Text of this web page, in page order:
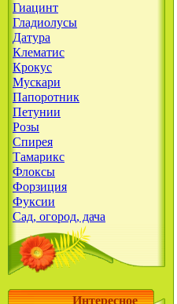
Гиацинт
Гладиолусы
Датура
Клематис
Крокус
Мускари
Папоротник
Петунии
Розы
Спирея
Тамарикс
Флоксы
Форзиция
Фуксии
Сад, огород, дача
Интересное